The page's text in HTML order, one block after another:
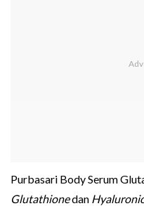
Purbasari Body Serum
Glutathionedan